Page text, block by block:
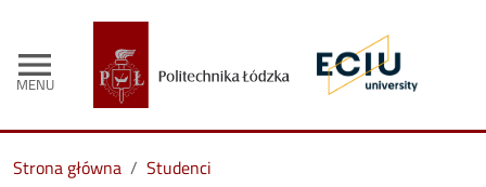
menu
MENU
Strona główna Studenci